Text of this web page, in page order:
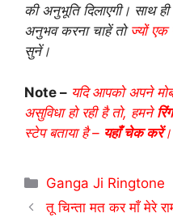
की अनुभूति दिलाएगी। साथ
अनुभव करना चाहें तो ज्यों एक
सुनें।
Note – यदि आपको अपने
असुविधा हो रही है तो, हमने
स्टेप बताया है – यहाँ चेक करें।
Categories
Ganga Ji Ringtone
तू चिन्ता मत कर माँ मेरे